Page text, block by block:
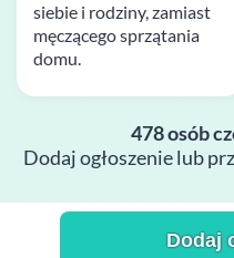
siebie i rodziny, zamiast
męczącego sprzątania
domu.
478 osób
Dodaj ogłoszenie lub
Dodaj